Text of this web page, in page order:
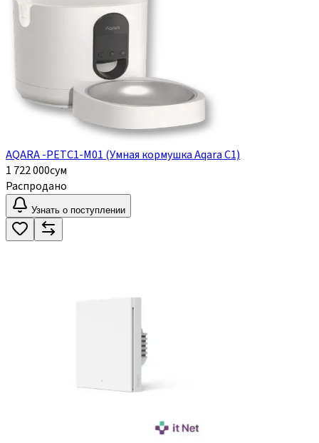
AQARA -PETC1-M01 (Умная кормушка Aqara C1)
1 722 000сум
Распродано
Узнать о поступлении